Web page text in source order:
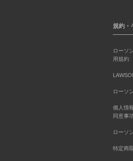
規約・
ローソ
用規約
ローソ
個人情
同意事
ローソ
特定商